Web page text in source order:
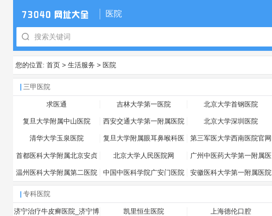
医院
您的位置: 首页 > 生活服务 > 医院
三甲医院
求医通 吉林大学第一医院 北京大学首钢医院
复旦大学附属中山医院 西安交通大学第一附属医院 北京大学深圳医院
清华大学玉泉医院 复旦大学附属眼耳鼻喉科医
院
第三军医大学西南医院官网
首都医科大学附属北京安贞
医院
北京大学人民医院网 广州中医药大学第一附属医
院
温州医科大学附属第二医院 中国中医科学院广安门医院 安徽医科大学第一附属医院
专科医院
济宁治疗牛皮癣医院_济宁博 凯里恒生医院 上海德伦口腔